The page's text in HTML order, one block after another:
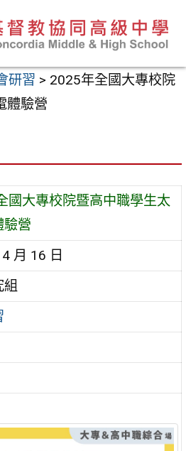
研習 > 2025年全國大專校院
體驗營
國大專校院暨高中職學生太
驗營
月 16 日